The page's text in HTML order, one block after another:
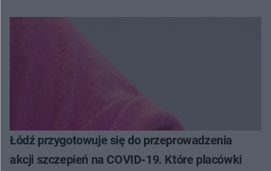
Łódź przygotowuje się do przeprowadzenia
akcji szczepień na COVID-19. Które placówki